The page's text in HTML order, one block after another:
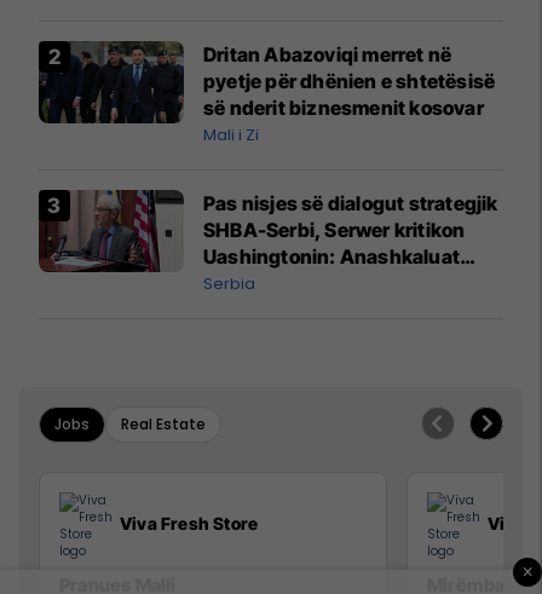
Dritan Abazoviqi merret në
pyetje për dhënien e shtetësisë
së nderit biznesmenit kosovar
Mali i Zi
Pas nisjes së dialogut strategjik
SHBA-Serbi, Serwer kritikon
Uashingtonin: Anashkaluat
Banjskën, sulmin ndaj KFOR-it
Serbia
Jobs Real Estate
Viva Fresh Store Viva
×